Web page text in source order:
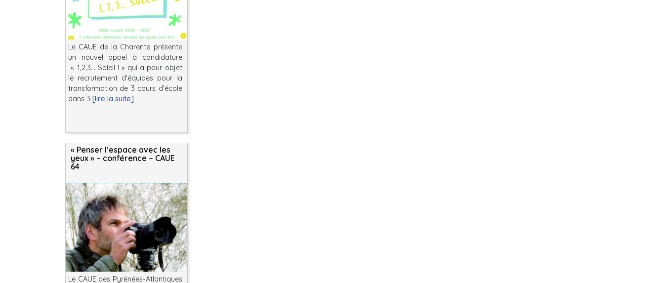
Le CAUE de la Charente présente
un nouvel appel à candidature
« 1,2,3… Soleil ! » qui a pour objet
le recrutement d’équipes pour la
transformation de 3 cours d’école
dans 3 [lire la suite]
« Penser l’espace avec les
yeux » – conférence – CAUE
64
Le CAUE des Pyrénées-Atlantiques